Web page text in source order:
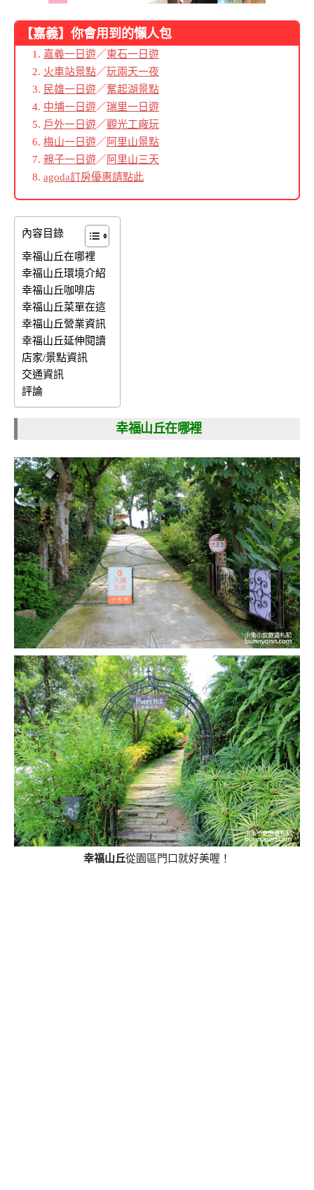
【嘉義】你會用到的懶人包
嘉義一日遊／東石一日遊
火車站景點／玩兩天一夜
民雄一日遊／奮起湖景點
中埔一日遊／瑞里一日遊
戶外一日遊／觀光工廠玩
梅山一日遊／阿里山景點
親子一日遊／阿里山三天
agoda訂房優惠請點此
內容目錄
幸福山丘在哪裡
幸福山丘環境介紹
幸福山丘咖啡店
幸福山丘菜單在這
幸福山丘營業資訊
幸福山丘延伸閱讀
店家/景點資訊
交通資訊
評論
幸福山丘在哪裡
幸福山丘從園區門口就好美喔！